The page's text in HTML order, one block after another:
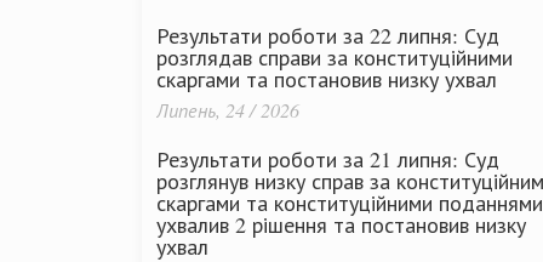
Результати роботи за 22 липня: Суд
розглядав справи за конституційними
скаргами та постановив низку ухвал
Липень, 24 / 2026
Результати роботи за 21 липня: Суд
розглянув низку справ за
скаргами та конституційними
ухвалив 2 рішення та постановив низку
ухвал